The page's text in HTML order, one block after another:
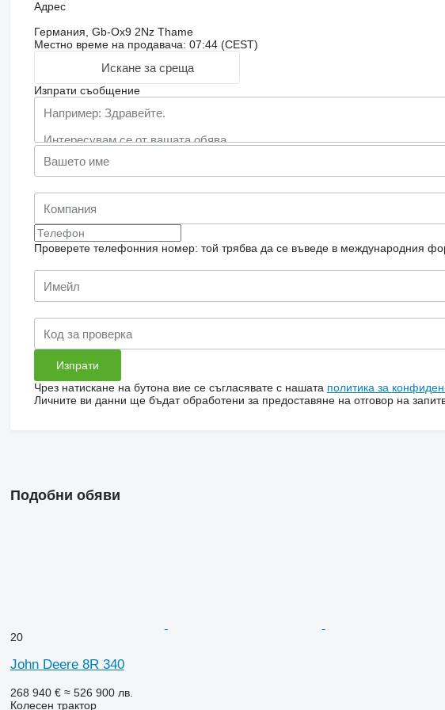
Адрес
Германия, Gb-Ox9 2Nz Thame
Местно време на продавача: 07:44 (CEST)
Искане за среща
Изпрати съобщение
Проверете телефонния номер: той трябва да се въведе в международния
Чрез натискане на бутона вие се съгласявате с нашата политика за
Личните ви данни ще бъдат обработени за предоставяне на отговор на
Подобни обяви
20
John Deere 8R 340
268 940 € ≈ 526 900 лв.
Колесен трактор